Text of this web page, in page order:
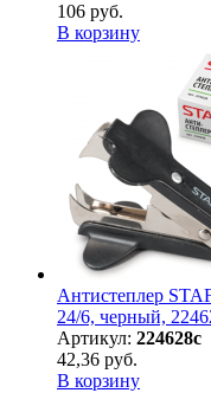
106 руб.
В корзину
Антистеплер
24/6, черный,
Артикул: 224628с
42,36 руб.
В корзину